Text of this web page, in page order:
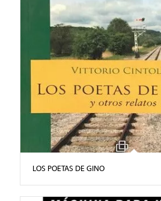
LOS POETAS DE GINO